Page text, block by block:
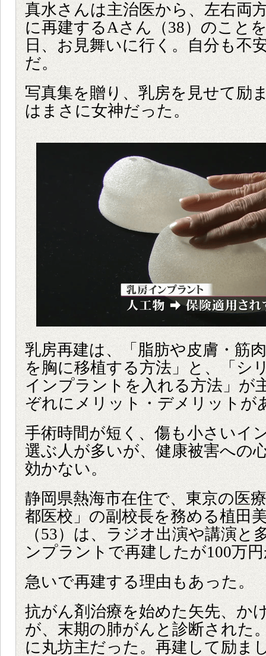
真水さんは主治医から、左右両
に再建するAさん（38）のこと
日、お見舞いに行く。自分も不
だ。
写真集を贈り、乳房を見せて励
はまさに女神だった。
乳房再建は、「脂肪や皮膚・筋
を胸に移植する方法」と、「シ
インプラントを入れる方法」が
ぞれにメリット・デメリットが
手術時間が短く、傷も小さいイ
選ぶ人が多いが、健康被害への
効かない。
静岡県熱海市在住で、東京の医
都医校」の副校長を務める植田
（53）は、ラジオ出演や講演と
ンプラントで再建したが100万
急いで再建する理由もあった。
抗がん剤治療を始めた矢先、か
が、末期の肺がんと診断された
に丸坊主だった。再建して励ま